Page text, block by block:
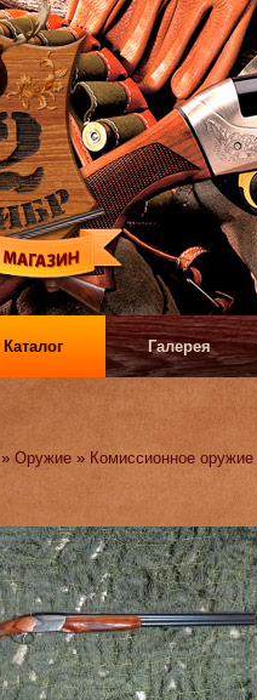
Каталог Галерея
»Оружие » Комиссионное оружие